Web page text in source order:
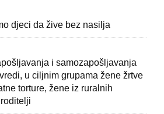
djeci da žive bez nasilja
i samozapošljavanja
u ciljnim grupama žene žrtve
torture, žene iz ruralnih